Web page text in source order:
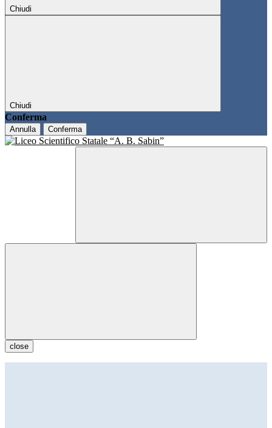
Chiudi
Chiudi
Conferma
Annulla Conferma
close